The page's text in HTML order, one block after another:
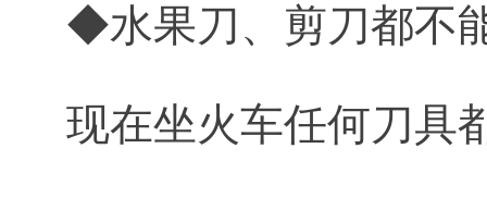
◆水果刀、剪刀都不
现在坐火车任何刀具